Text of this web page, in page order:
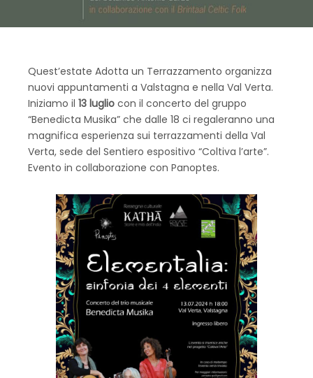
Quest’estate Adotta un Terrazzamento organizza
nuovi appuntamenti a Valstagna e nella Val Verta.
Iniziamo il 13 luglio con il concerto del gruppo
“Benedicta Musika” che dalle 18 ci regaleranno una
magnifica esperienza sui terrazzamenti della Val
Verta, sede del Sentiero espositivo “Coltiva l’arte”.
Evento in collaborazione con Panoptes.